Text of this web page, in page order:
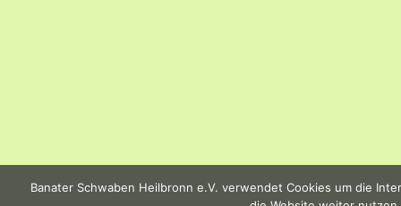
Banater Schwaben Heilbronn e.V. verwendet Cookies um die